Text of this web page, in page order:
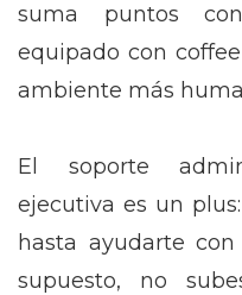
suma puntos
equipado con
ambiente más
El soporte
ejecutiva es un
hasta ayudarte
supuesto, no